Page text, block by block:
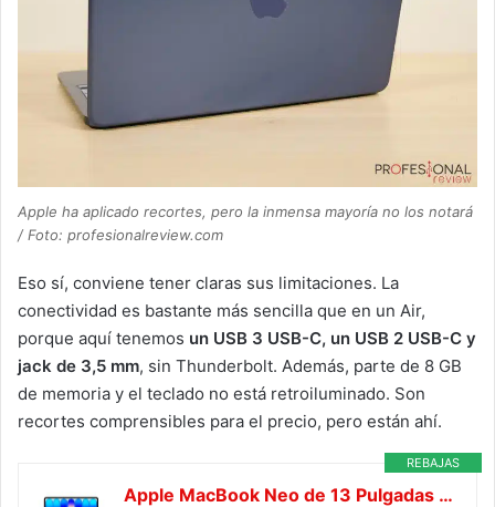
Apple ha aplicado recortes, pero la inmensa mayoría no los notará
/ Foto: profesionalreview.com
Eso sí, conviene tener claras sus limitaciones. La
conectividad es bastante más sencilla que en un Air,
porque aquí tenemos un USB 3 USB-C, un USB 2 USB-C y
jack de 3,5 mm, sin Thunderbolt. Además, parte de 8 GB
de memoria y el teclado no está retroiluminado. Son
recortes comprensibles para el precio, pero están ahí.
REBAJAS
Apple MacBook Neo de 13 Pulgadas con Chip A18 Pro: diseñado para Apple Intelligence, Pantalla Liquid Retina, 256 GB de Almacenamiento SSD, cámara FaceTime HD a 1080p, Teclado español; Índigo